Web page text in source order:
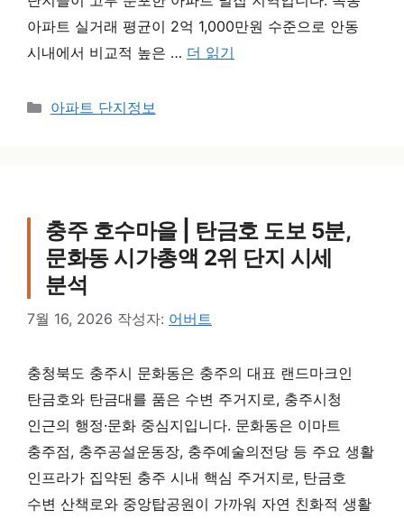
아파트 실거래 평균이 2억 1,000만원 수준으로 안동
시내에서 비교적 높은 … 더 읽기
카테고리
아파트 단지정보
충주 호수마을 | 탄금호 도보 5분,
문화동 시가총액 2위 단지 시세
분석
7월 16, 2026 작성자: 어버트
충청북도 충주시 문화동은 충주의 대표 랜드마크인
탄금호와 탄금대를 품은 수변 주거지로, 충주시청
인근의 행정·문화 중심지입니다. 문화동은 이마트
충주점, 충주공설운동장, 충주예술의전당 등 주요 생활
인프라가 집약된 충주 시내 핵심 주거지로, 탄금호
수변 산책로와 중앙탑공원이 가까워 자연 친화적 생활